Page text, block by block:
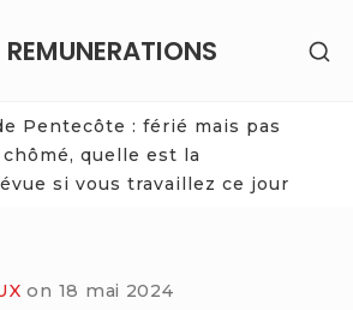
REMUNERATIONS
Pentecôte : férié mais pas
quelle est la
si vous travaillez ce jour
on 18 mai 2024